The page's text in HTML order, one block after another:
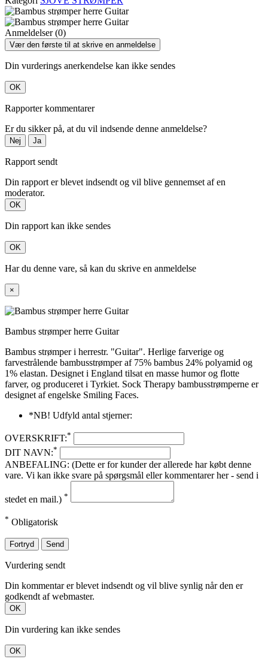
Anmeldelser (0)
Vær den første til at skrive en anmeldelse
Din vurderings anerkendelse kan ikke sendes
OK
Rapporter kommentarer
Er du sikker på, at du vil indsende denne anmeldelse?
Nej Ja
Rapport sendt
Din rapport er blevet indsendt og vil blive gennemset af en
moderator.
OK
Din rapport kan ikke sendes
OK
Har du denne vare, så kan du skrive en anmeldelse
×
Bambus strømper herre Guitar
Bambus strømper i herrestr. "Guitar". Herlige farverige og
farvestrålende bambusstrømper af 75% bambus 24% polyamid og
1% elastan. Designet i England tilsat en masse humor og flotte
farver, og produceret i Tyrkiet. Sock Therapy bambusstrømperne er
designet af engelske Smiling Faces.
*NB! Udfyld antal stjerner:
OVERSKRIFT:*
DIT NAVN:*
ANBEFALING: (Dette er for kunder der allerede har købt denne
vare. Vi kan ikke svare på spørgsmål eller kommentarer her - send i
stedet en mail.) *
* Obligatorisk
Fortryd Send
Vurdering sendt
Din kommentar er blevet indsendt og vil blive synlig når den er
godkendt af webmaster.
OK
Din vurdering kan ikke sendes
OK